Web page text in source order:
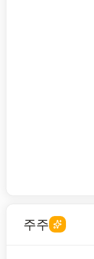
주주